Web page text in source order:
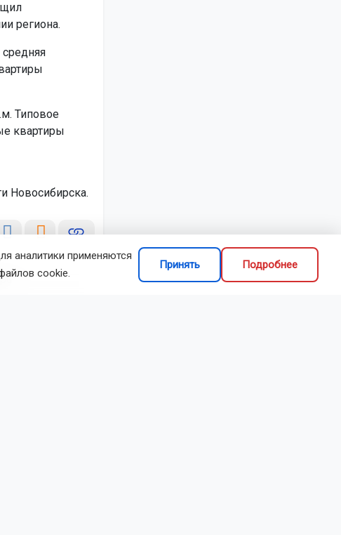
региона.
Типовое
квартиры
Новосибирска.
аналитики применяются
cookie.
Принять Подробнее